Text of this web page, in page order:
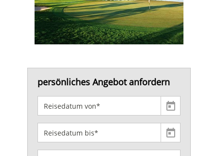
persönliches Angebot anfordern